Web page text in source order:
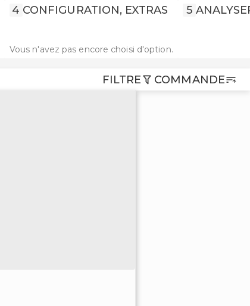
4 CONFIGURATION, EXTRAS
Vous n'avez pas encore choisi d'option.
5
FILTRE COMMANDE